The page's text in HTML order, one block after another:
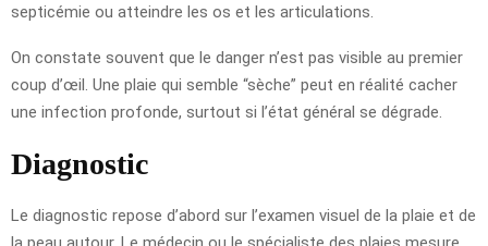
septicémie ou atteindre les os et les articulations.
On constate souvent que le danger n’est pas visible au premier
coup d’œil. Une plaie qui semble “sèche” peut en réalité cacher
une infection profonde, surtout si l’état général se dégrade.
Diagnostic
Le diagnostic repose d’abord sur l’examen visuel de la plaie et de